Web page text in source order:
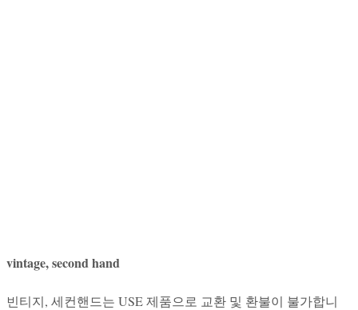
vintage, second hand
빈티지, 세컨핸드는 USE 제품으로 교환 및 환불이 불가합니